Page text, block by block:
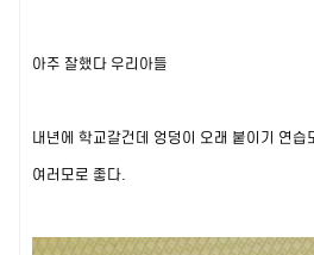
아주 잘했다 우리아들
내년에 학교갈건데 엉덩이 오래 붙이기 연습
여러모로 좋다.